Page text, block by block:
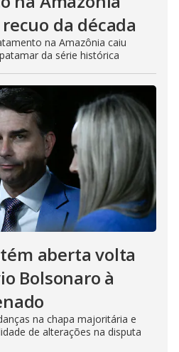
da década
na Amazônia caiu
da série histórica
aberta volta
Bolsonaro à
na chapa majoritária e
de alterações na disputa